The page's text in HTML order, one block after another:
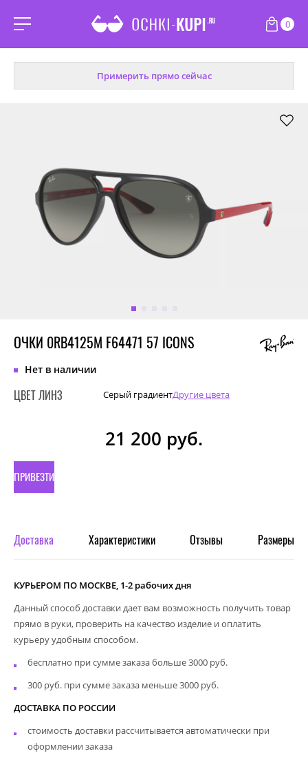
0
Примерить прямо сейчас
ОЧКИ 0RB4125M F64471 57 ICONS
Нет в наличии
ЦВЕТ ЛИНЗ Серый градиентДругие цвета
21 200 руб.
ПРИВЕЗТИ
ЗАКАЗ
Доставка Характеристики Отзывы Размеры
КУРЬЕРОМ ПО МОСКВЕ, 1-2 рабочих дня
Данный способ доставки дает вам возможность получить товар
прямо в руки, проверить на качество изделие и оплатить
курьеру удобным способом.
бесплатно при сумме заказа больше 3000 руб.
300 руб. при сумме заказа меньше 3000 руб.
ДОСТАВКА ПО РОССИИ
стоимость доставки рассчитывается автоматически при
оформлении заказа